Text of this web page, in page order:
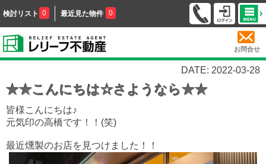
検討リスト 0 最近見た物件 0
お問合せ
DATE: 2022-03-28
★★こんにちは☆さようなら★★
皆様こんにちは♪
元気印の高橋です！！(笑)
最近燻製のお店を見つけました！！